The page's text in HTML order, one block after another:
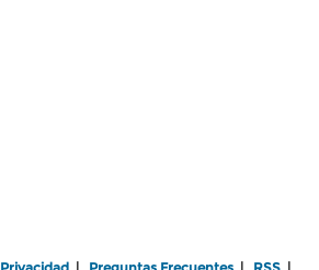
Privacidad | Preguntas Frecuentes | RSS |